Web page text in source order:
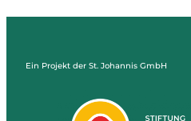
Ein Projekt der St. Johannis GmbH